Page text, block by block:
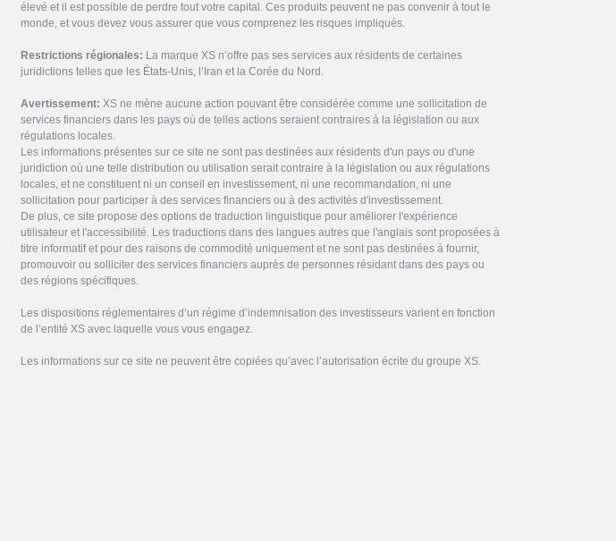
élevé et il est possible de perdre tout votre capital. Ces produits peuvent ne pas convenir à tout le
monde, et vous devez vous assurer que vous comprenez les risques impliqués.
Restrictions régionales: La marque XS n’offre pas ses services aux résidents de certaines
juridictions telles que les États-Unis, l’Iran et la Corée du Nord.
Avertissement: XS ne mène aucune action pouvant être considérée comme une sollicitation de
services financiers dans les pays où de telles actions seraient contraires à la législation ou aux
régulations locales.
Les informations présentes sur ce site ne sont pas destinées aux résidents d'un pays ou d'une
juridiction où une telle distribution ou utilisation serait contraire à la législation ou aux régulations
locales, et ne constituent ni un conseil en investissement, ni une recommandation, ni une
sollicitation pour participer à des services financiers ou à des activités d'investissement.
De plus, ce site propose des options de traduction linguistique pour améliorer l'expérience
utilisateur et l'accessibilité. Les traductions dans des langues autres que l'anglais sont proposées à
titre informatif et pour des raisons de commodité uniquement et ne sont pas destinées à fournir,
promouvoir ou solliciter des services financiers auprès de personnes résidant dans des pays ou
des régions spécifiques.
Les dispositions réglementaires d’un régime d’indemnisation des investisseurs varient en fonction
de l’entité XS avec laquelle vous vous engagez.
Les informations sur ce site ne peuvent être copiées qu’avec l’autorisation écrite du groupe XS.